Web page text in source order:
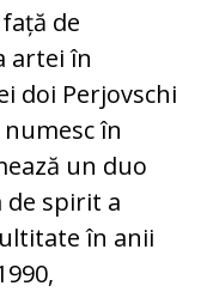
de
artei în
doi Perjovschi
în
un duo
spirit a
în anii